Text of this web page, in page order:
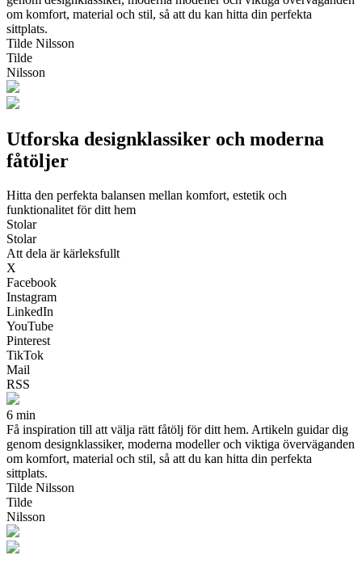
om komfort, material och stil, så att du kan hitta din perfekta
sittplats.
Tilde Nilsson
Tilde
Nilsson
Utforska designklassiker och moderna
fåtöljer
Hitta den perfekta balansen mellan komfort, estetik och
funktionalitet för ditt hem
Stolar
Stolar
Att dela är kärleksfullt
X
Facebook
Instagram
LinkedIn
YouTube
Pinterest
TikTok
Mail
RSS
6 min
Få inspiration till att välja rätt fåtölj för ditt hem. Artikeln guidar dig
genom designklassiker, moderna modeller och viktiga överväganden
om komfort, material och stil, så att du kan hitta din perfekta
sittplats.
Tilde Nilsson
Tilde
Nilsson